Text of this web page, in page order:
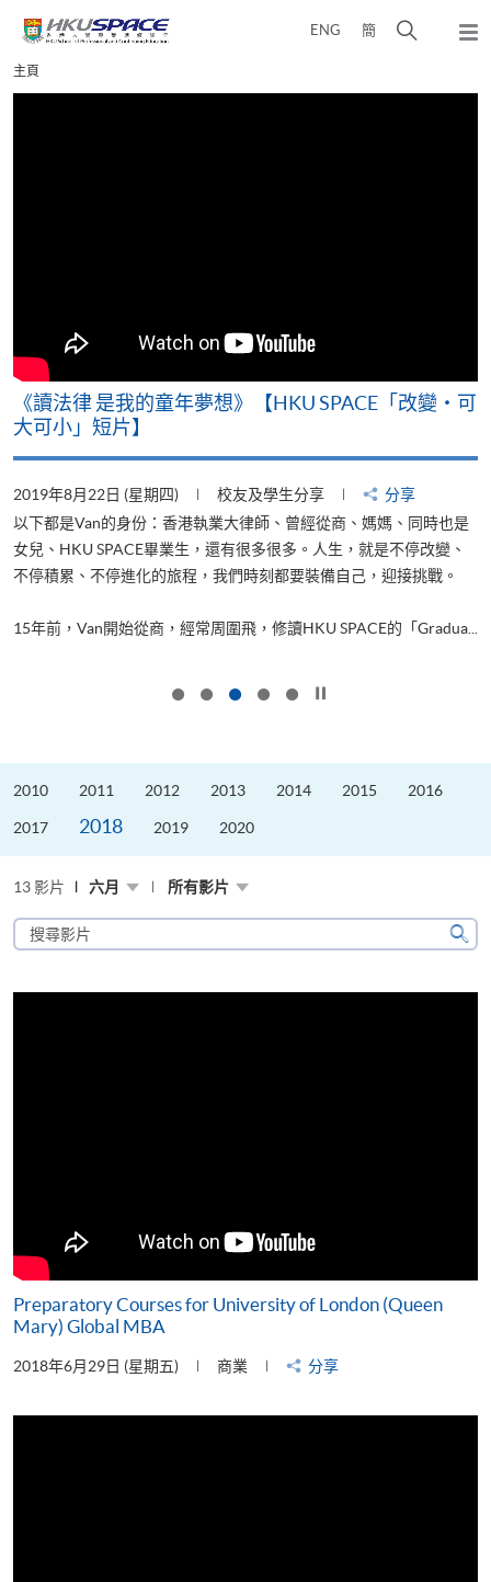
content
ENG 簡
彈
Main
content
主頁
《讀法律 是我的童年夢想》【HKU SPACE「改變‧可
大可小」短片】
2019年8月22日 (星期四) 校友及學生分享
分享
以下都是Van的身份：香港執業大律師、曾經從商、媽媽、同時也是
女兒、HKU SPACE畢業生，還有很多很多。人生，就是不停改變、
不停積累、不停進化的旅程，我們時刻都要裝備自己，迎接挑戰。
15年前，Van開始從商，經常周圍飛，修讀HKU SPACE的「Gradua...
2010 2011 2012 2013 2014 2015 2016
2017 2018 2019 2020
13 影片 六月 所有影片
搜
尋
片
搜
Preparatory Courses for University of London (Queen
Mary) Global MBA
2018年6月29日 (星期五) 商業 分享